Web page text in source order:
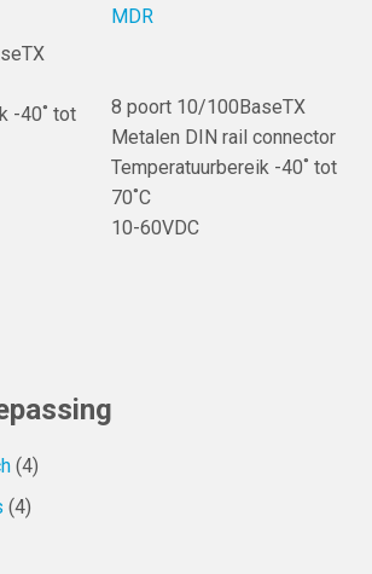
-40˚ tot
MDR
8 poort 10/100BaseTX
Metalen DIN rail connector
Temperatuurbereik -40˚ tot
70˚C
10-60VDC
(4)
(4)